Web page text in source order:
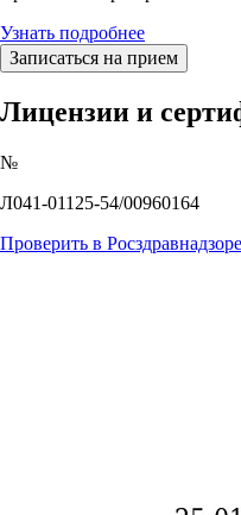
Узнать подробнее
Записаться на прием
Лицензии и
№
Л041-01125-54/00960164
Проверить в Росздравнадзоре